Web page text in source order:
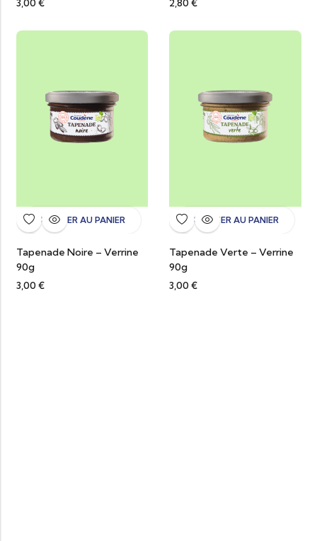
3,00 €
2,80 €
AJOUTER AU PANIER
Tapenade Noire – Verrine
90g
3,00 €
AJOUTER AU PANIER
Tapenade Verte – Verrine
90g
3,00 €